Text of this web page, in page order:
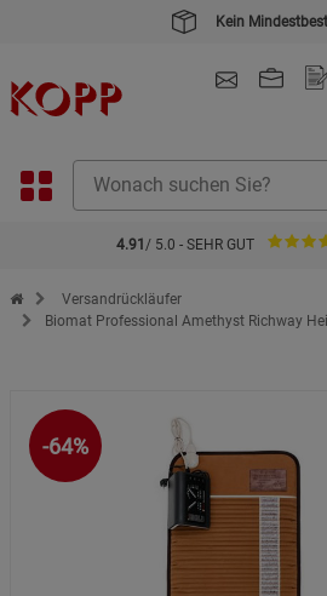
Kein
4.91 / 5.0 - SEHR GUT
Zur Startseite des Kopp Verlag Online-Shop
Versandrückläufer
Biomat Professional Amethyst Richway
-64%